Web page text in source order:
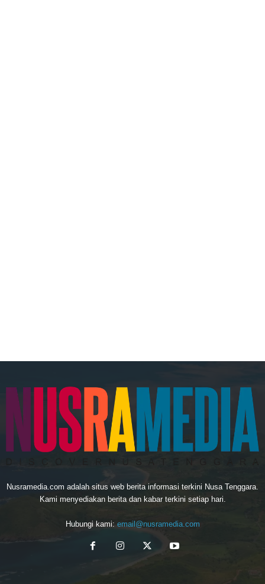
Nusramedia.com adalah situs web berita informasi terkini Nusa Tenggara.
Kami menyediakan berita dan kabar terkini setiap hari.
Hubungi kami: email@nusramedia.com